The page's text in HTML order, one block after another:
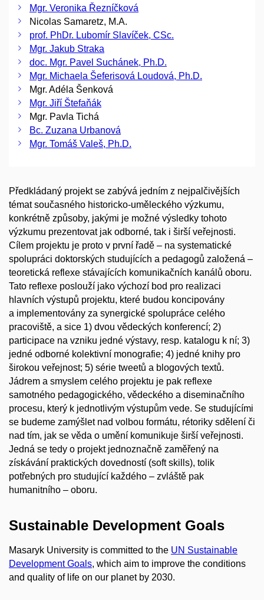
Mgr. Veronika Řezníčková
Nicolas Samaretz, M.A.
prof. PhDr. Lubomír Slavíček, CSc.
Mgr. Jakub Straka
doc. Mgr. Pavel Suchánek, Ph.D.
Mgr. Michaela Šeferisová Loudová, Ph.D.
Mgr. Adéla Šenková
Mgr. Jiří Štefaňák
Mgr. Pavla Tichá
Bc. Zuzana Urbanová
Mgr. Tomáš Valeš, Ph.D.
Předkládaný projekt se zabývá jedním z nejpalčivějších
témat současného historicko-uměleckého výzkumu,
konkrétně způsoby, jakými je možné výsledky tohoto
výzkumu prezentovat jak odborné, tak i širší veřejnosti.
Cílem projektu je proto v první řadě – na systematické
spolupráci doktorských studujících a pedagogů založená –
teoretická reflexe stávajících komunikačních kanálů oboru.
Tato reflexe poslouží jako výchozí bod pro realizaci
hlavních výstupů projektu, které budou koncipovány
a implementovány za synergické spolupráce celého
pracoviště, a sice 1) dvou vědeckých konferencí; 2)
participace na vzniku jedné výstavy, resp. katalogu k ní; 3)
jedné odborné kolektivní monografie; 4) jedné knihy pro
širokou veřejnost; 5) série tweetů a blogových textů.
Jádrem a smyslem celého projektu je pak reflexe
samotného pedagogického, vědeckého a diseminačního
procesu, který k jednotlivým výstupům vede. Se studujícími
se budeme zamýšlet nad volbou formátu, rétoriky sdělení či
nad tím, jak se věda o umění komunikuje širší veřejnosti.
Jedná se tedy o projekt jednoznačně zaměřený na
získávání praktických dovedností (soft skills), tolik
potřebných pro studující každého – zvláště pak
humanitního – oboru.
Sustainable Development Goals
Masaryk University is committed to the UN Sustainable
Development Goals, which aim to improve the conditions
and quality of life on our planet by 2030.